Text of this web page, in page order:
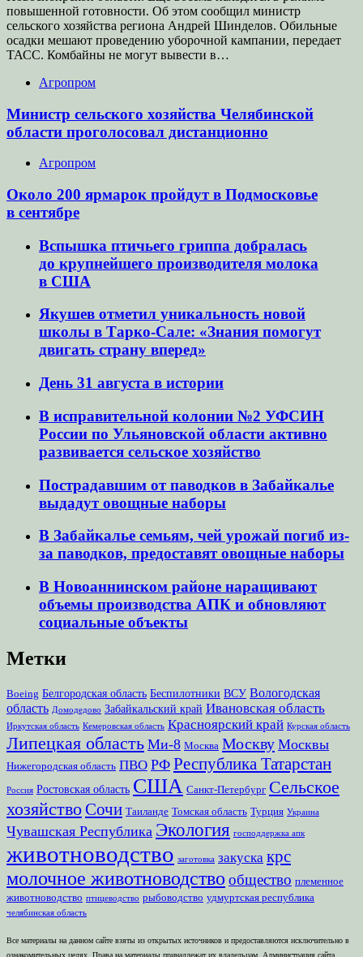
повышенной готовности. Об этом сообщил министр
сельского хозяйства региона Андрей Шинделов. Обильные
осадки мешают проведению уборочной кампании, передает
ТАСС. Комбайны не могут вывести в…
Агропром
Министр сельского хозяйства Челябинской
области проголосовал дистанционно
Агропром
Около 200 ярмарок пройдут в Подмосковье
в сентябре
Вспышка птичьего гриппа добралась
до крупнейшего производителя молока
в США
Якушев отметил уникальность новой
школы в Тарко-Сале: «Знания помогут
двигать страну вперед»
День 31 августа в истории
В исправительной колонии №2 УФСИН
России по Ульяновской области активно
развивается сельское хозяйство
Пострадавшим от паводков в Забайкалье
выдадут овощные наборы
В Забайкалье семьям, чей урожай погиб из-
за паводков, предоставят овощные наборы
В Новоаннинском районе наращивают
объемы производства АПК и обновляют
социальные объекты
Метки
Boeing Белгородская область Беспилотники ВСУ Вологодская
область Домодедово Забайкальский край Ивановская область
Иркутская область Кемеровская область Красноярский край Курская область
Липецкая область Ми-8 Москва Москву Москвы
Нижегородская область ПВО РФ Республика Татарстан
Россия Ростовская область США Санкт-Петербург Сельское
хозяйствоСочи Таиланде Томская область Турция Украина
Чувашская Республика Экология господдержка апк
животноводство заготовка закуска крс
молочное животноводство общество племенное
животноводство птицеводство рыбоводство удмуртская республика
челябинская область
Все материалы на данном сайте взяты из открытых источников и предоставляются исключительно в
ознакомительных целях. Права на материалы принадлежат их владельцам. Администрация сайта